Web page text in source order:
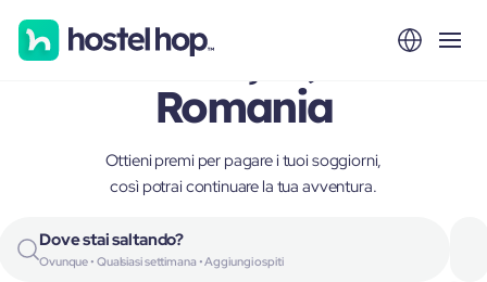
Braşov,
Romania
Ottieni premi per pagare i tuoi soggiorni,
così potrai continuare la tua avventura.
Dove stai saltando?
Ovunque • Qualsiasi settimana • Aggiungi ospiti